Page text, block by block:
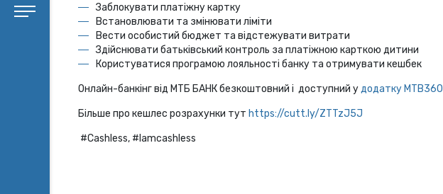
Заблокувати платіжну картку
Встановлювати та змінювати ліміти
Вести особистий бюджет та відстежувати витрати
Здійснювати батьківський контроль за платіжною карткою дитини
Користуватися програмою лояльності банку та отримувати кешбек
Онлайн-банкінг від МТБ БАНК безкоштовний і доступний удодатку МТВ360
Більше про кешлес розрахунки тут https://cutt.ly/ZTTzJ5J
#Cashless, #Iamcashless